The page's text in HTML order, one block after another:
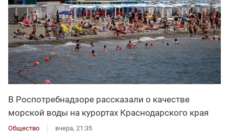
В Роспотребнадзоре рассказали о качестве
морской воды на курортах Краснодарского края
Общество вчера, 21:35